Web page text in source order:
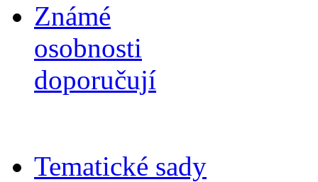
Známé
osobnosti
doporučují
Tematické sady